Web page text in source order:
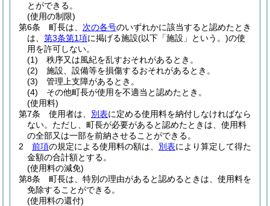
とができる。
(使用の制限)
第6条
町長は、 次の各号のいずれかに該当すると認めたとき
は、 第3条第1項に掲げる施設(以下「施設」という。)の使
用を許可しない。
(1)
秩序又は風紀を乱すおそれがあるとき。
(2)
施設、設備等を損傷するおそれがあるとき。
(3)
管理上支障があるとき。
(4)
その他町長が使用を不適当と認めたとき。
(使用料)
第7条
使用者は、 別表に定める使用料を納付しなければなら
ない。 ただし、町長が必要があると認めたときは、使用料
の全部又は一部を前納させることができる。
2
前項の規定による使用料の額は、 別表により算定して得た
金額の合計額とする。
(使用料の減免)
第8条
町長は、特別の理由があると認めるときは、使用料を
免除することができる。
(使用料の還付)